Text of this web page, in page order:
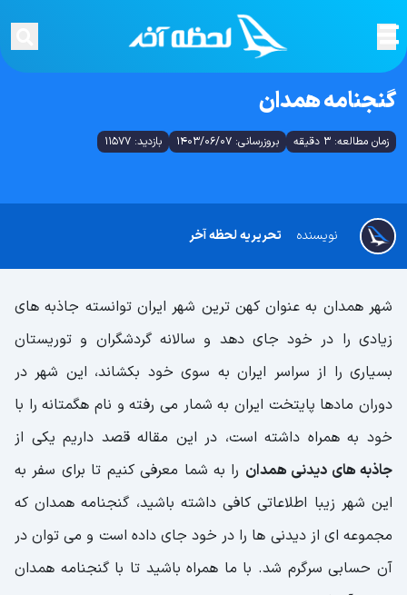
گنجنامه همدان
زمان مطالعه: 3 دقیقه بروزرسانی: 1403/06/07 بازدید: 11577
تحریریه لحظه آخر نویسنده
شهر همدان به عنوان کهن ترین شهر ایران توانسته جاذبه های
زیادی را در خود جای دهد و سالانه گردشگران و توریستان
بسیاری را از سراسر ایران به سوی خود بکشاند، این شهر در
دوران مادها پایتخت ایران به شمار می رفته و نام هگمتانه را با
خود به همراه داشته است، در این مقاله قصد داریم یکی از
جاذبه های دیدنی همدان را به شما معرفی کنیم تا برای سفر به
این شهر زیبا اطلاعاتی کافی داشته باشید، گنجنامه همدان که
مجموعه ای از دیدنی ها را در خود جای داده است و می توان در
آن حسابی سرگرم شد. با ما همراه باشید تا با گنجنامه همدان